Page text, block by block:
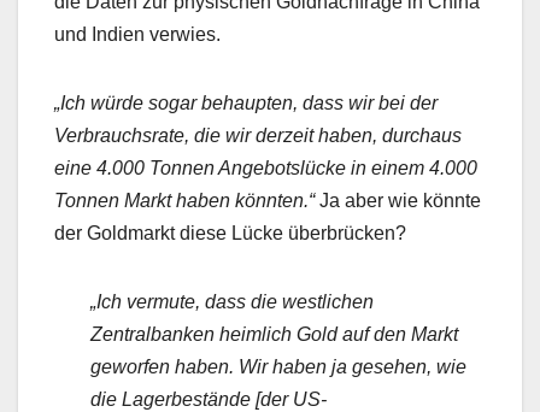
und Indien verwies.
„Ich würde sogar behaupten, dass wir bei der
Verbrauchsrate, die wir derzeit haben, durchaus
eine 4.000 Tonnen Angebotslücke in einem 4.000
Tonnen Markt haben könnten.“Ja aber wie könnte
der Goldmarkt diese Lücke überbrücken?
„Ich vermute, dass die westlichen
Zentralbanken heimlich Gold auf den Markt
geworfen haben. Wir haben ja gesehen, wie
die Lagerbestände [der US-